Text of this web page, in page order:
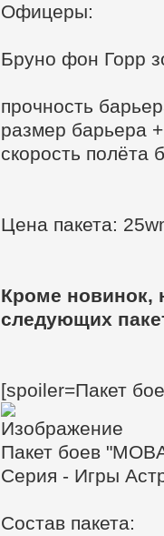
Офицеры:
Бруно фон Горр
прочность
размер барьера
скорость полёта
Цена пакета:
Кроме новинок,
следующих
[spoiler=Пакет
Пакет боев
Серия - Игры
Состав пакета: